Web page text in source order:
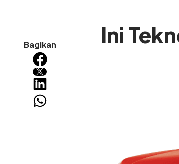
Bagikan Ini